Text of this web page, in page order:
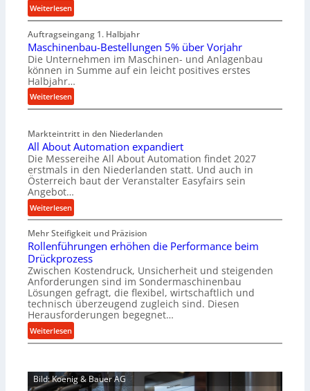
Weiterlesen:
M
a
t
e
r
i
a
l
e
r
s
o
u
n
g
e
n
t
s
p
a
n
s
i
Auftragseingang 1. Halbjahr
Maschinenbau-Bestellungen 5% über Vorjahr
Die Unternehmen im Maschinen- und Anlagenbau
können in Summe auf ein leicht positives erstes
Halbjahr…
Weiterlesen:
M
s
c
h
i
n
e
n
a
u
B
e
s
t
e
l
u
n
Markteintritt in den Niederlanden
All About Automation expandiert
Die Messereihe All About Automation findet 2027
erstmals in den Niederlanden statt. Und auch in
Österreich baut der Veranstalter Easyfairs sein
Angebot…
Weiterlesen:
A
l
l
A
b
o
u
t
A
u
m
Mehr Steifigkeit und Präzision
Rollenführungen erhöhen die Performance beim
Drückprozess
Zwischen Kostendruck, Unsicherheit und steigenden
Anforderungen sind im Sondermaschinenbau
Lösungen gefragt, die flexibel, wirtschaftlich und
technisch überzeugend zugleich sind. Diesen
Herausforderungen begegnet…
Weiterlesen:
R
l
l
Bild: Koenig & Bauer AG